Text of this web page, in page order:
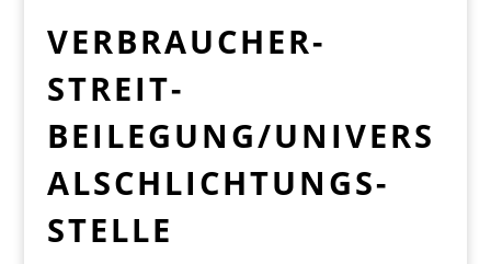
VERBRAUCHER­
STREIT­
BEILEGUNG/UNIVERS
AL­SCHLICHTUNGS­
STELLE